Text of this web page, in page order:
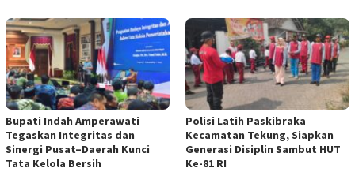
Bupati Indah Amperawati
Tegaskan Integritas dan
Sinergi Pusat–Daerah Kunci
Tata Kelola Bersih
Polisi Latih Paskibraka
Kecamatan Tekung, Siapkan
Generasi Disiplin Sambut HUT
Ke-81 RI